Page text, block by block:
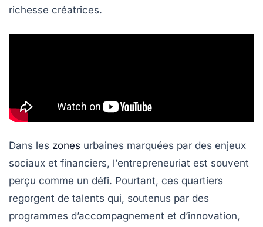
richesse créatrices.
Dans les zones urbaines marquées par des enjeux
sociaux et financiers, l’entrepreneuriat est souvent
perçu comme un défi. Pourtant, ces quartiers
regorgent de talents qui, soutenus par des
programmes d’accompagnement et d’innovation,